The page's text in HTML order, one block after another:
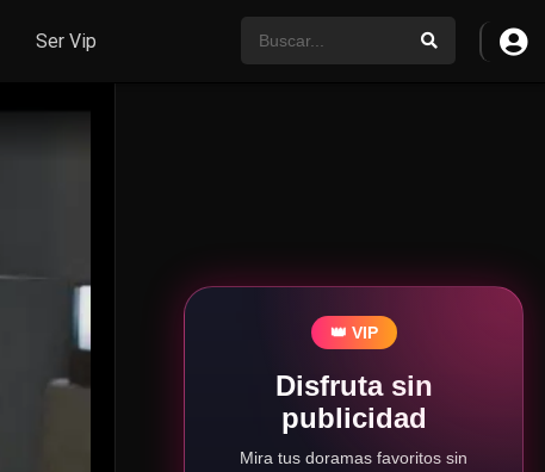
Ser Vip
👑 VIP
Disfruta sin
publicidad
Mira tus doramas favoritos sin